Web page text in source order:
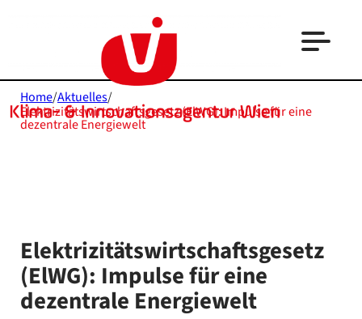
Home/Aktuelles/
Elektrizitätswirtschaftsgesetz (ElWG): Impulse für eine
dezentrale Energiewelt
Elektrizitätswirtschaftsgesetz
(ElWG): Impulse für eine
dezentrale Energiewelt